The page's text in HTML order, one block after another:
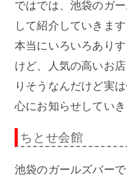
ではでは、池袋のガ
して紹介していきます
本当にいろいろあり
けど、人気の高いお
りそうなんだけど実
心にお知らせしていき
ちとせ会館
池袋のガールズバー